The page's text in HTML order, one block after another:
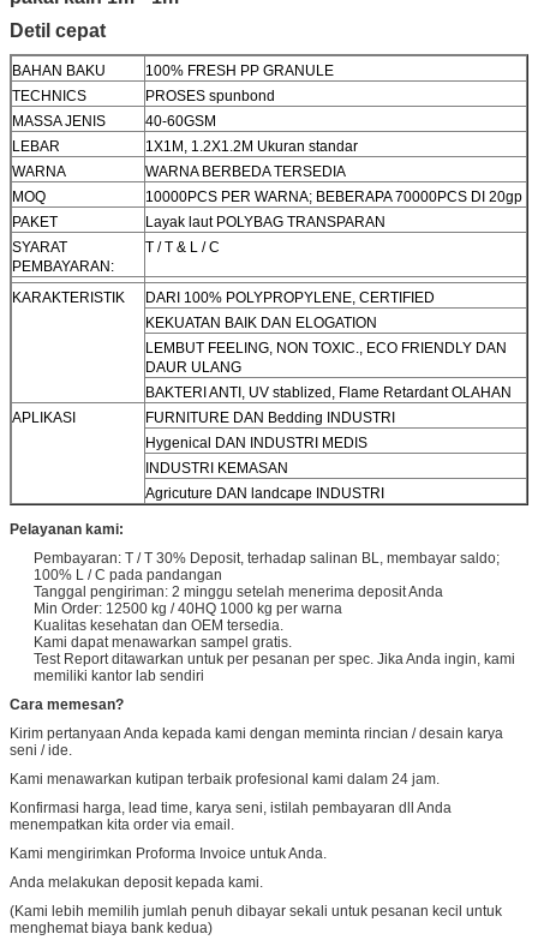
Detil cepat
BAHAN BAKU
100% FRESH PP GRANULE
TECHNICS
PROSES spunbond
MASSA JENIS
40-60GSM
LEBAR
1X1M, 1.2X1.2M Ukuran standar
WARNA
WARNA BERBEDA TERSEDIA
MOQ
10000PCS PER WARNA; BEBERAPA 70000PCS DI 20gp
PAKET
Layak laut POLYBAG TRANSPARAN
SYARAT
PEMBAYARAN:
T / T & L / C
KARAKTERISTIK
DARI 100% POLYPROPYLENE, CERTIFIED
KEKUATAN BAIK DAN ELOGATION
LEMBUT FEELING, NON TOXIC., ECO FRIENDLY DAN
DAUR ULANG
BAKTERI ANTI, UV stablized, Flame Retardant OLAHAN
APLIKASI
FURNITURE DAN Bedding INDUSTRI
Hygenical DAN INDUSTRI MEDIS
INDUSTRI KEMASAN
Agricuture DAN landcape INDUSTRI
Pelayanan kami:
Pembayaran: T / T 30% Deposit, terhadap salinan BL, membayar saldo;
100% L / C pada pandangan
Tanggal pengiriman: 2 minggu setelah menerima deposit Anda
Min Order: 12500 kg / 40HQ 1000 kg per warna
Kualitas kesehatan dan OEM tersedia.
Kami dapat menawarkan sampel gratis.
Test Report ditawarkan untuk per pesanan per spec. Jika Anda ingin, kami
memiliki kantor lab sendiri
Cara memesan?
Kirim pertanyaan Anda kepada kami dengan meminta rincian / desain karya
seni / ide.
Kami menawarkan kutipan terbaik profesional kami dalam 24 jam.
Konfirmasi harga, lead time, karya seni, istilah pembayaran dll Anda
menempatkan kita order via email.
Kami mengirimkan Proforma Invoice untuk Anda.
Anda melakukan deposit kepada kami.
(Kami lebih memilih jumlah penuh dibayar sekali untuk pesanan kecil untuk
menghemat biaya bank kedua)